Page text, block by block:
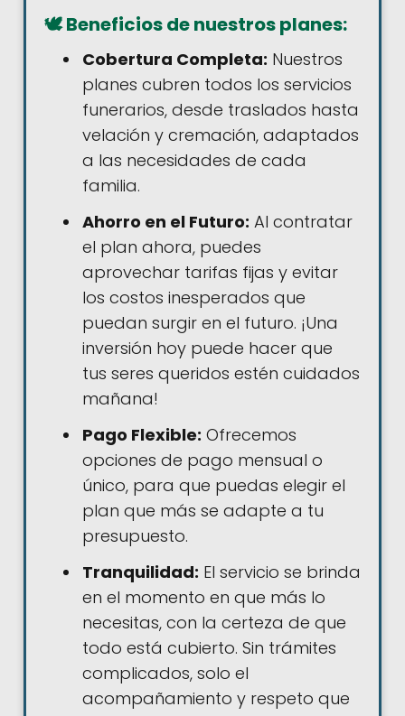
🕊️ Beneficios de nuestros planes:
Cobertura Completa: Nuestros
planes cubren todos los servicios
funerarios, desde traslados hasta
velación y cremación, adaptados
a las necesidades de cada
familia.
Ahorro en el Futuro: Al contratar
el plan ahora, puedes
aprovechar tarifas fijas y evitar
los costos inesperados que
puedan surgir en el futuro. ¡Una
inversión hoy puede hacer que
tus seres queridos estén cuidados
mañana!
Pago Flexible: Ofrecemos
opciones de pago mensual o
único, para que puedas elegir el
plan que más se adapte a tu
presupuesto.
Tranquilidad: El servicio se brinda
en el momento en que más lo
necesitas, con la certeza de que
todo está cubierto. Sin trámites
complicados, solo el
acompañamiento y respeto que